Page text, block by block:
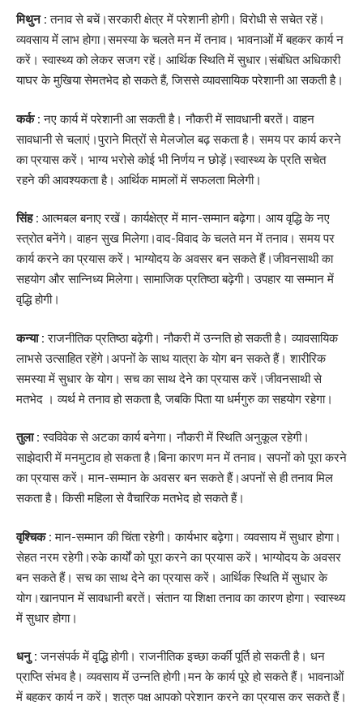
मिथुन :तनाव से बचें।सरकारी क्षेत्र में परेशानी होगी। विरोधी से सचेत रहें।
व्यवसाय में लाभ होगा।समस्या के चलते मन में तनाव। भावनाओं में बहकर कार्य न
करें। स्वास्थ्य को लेकर सजग रहें। आर्थिक स्थिति में सुधार।संबंधित अधिकारी
याघर के मुखिया सेमतभेद हो सकते हैं, जिससे व्यावसायिक परेशानी आ सकती है।
कर्क : नए कार्य में परेशानी आ सकती है। नौकरी में सावधानी बरतें। वाहन
सावधानी से चलाएं।पुराने मित्रों से मेलजोल बढ़ सकता है। समय पर कार्य करने
का प्रयास करें। भाग्य भरोसे कोई भी निर्णय न छोड़ें।स्वास्थ्य के प्रति सचेत
रहने की आवश्यकता है। आर्थिक मामलों में सफलता मिलेगी।
सिंह : आत्मबल बनाए रखें। कार्यक्षेत्र में मान-सम्मान बढ़ेगा। आय वृद्धि के नए
स्त्रोत बनेंगे। वाहन सुख मिलेगा।वाद-विवाद के चलते मन में तनाव। समय पर
कार्य करने का प्रयास करें। भाग्योदय के अवसर बन सकते हैं।जीवनसाथी का
सहयोग और सान्निध्य मिलेगा। सामाजिक प्रतिष्ठा बढ़ेगी। उपहार या सम्मान में
वृद्धि होगी।
कन्या : राजनीतिक प्रतिष्ठा बढ़ेगी। नौकरी में उन्नति हो सकती है। व्यावसायिक
लाभसे उत्साहित रहेंगे।अपनों के साथ यात्रा के योग बन सकते हैं। शारीरिक
समस्या में सुधार के योग। सच का साथ देने का प्रयास करें।जीवनसाथी से
मतभेद । व्यर्थ मे तनाव हो सकता है, जबकि पिता या धर्मगुरु का सहयोग रहेगा।
तुला : स्वविवेक से अटका कार्य बनेगा। नौकरी में स्थिति अनुकूल रहेगी।
साझेदारी में मनमुटाव हो सकता है।बिना कारण मन में तनाव। सपनों को पूरा करने
का प्रयास करें। मान-सम्मान के अवसर बन सकते हैं।अपनों से ही तनाव मिल
सकता है। किसी महिला से वैचारिक मतभेद हो सकते हैं।
वृश्चिक :मान-सम्मान की चिंता रहेगी। कार्यभार बढ़ेगा। व्यवसाय में सुधार होगा।
सेहत नरम रहेगी।रुके कार्यों को पूरा करने का प्रयास करें। भाग्योदय के अवसर
बन सकते हैं। सच का साथ देने का प्रयास करें। आर्थिक स्थिति में सुधार के
योग।खानपान में सावधानी बरतें। संतान या शिक्षा तनाव का कारण होगा। स्वास्थ्य
में सुधार होगा।
धनु : जनसंपर्क में वृद्धि होगी। राजनीतिक इच्छा कर्की पूर्ति हो सकती है। धन
प्राप्ति संभव है। व्यवसाय में उन्नति होगी।मन के कार्य पूरे हो सकते हैं। भावनाओं
में बहकर कार्य न करें। शत्रु पक्ष आपको परेशान करने का प्रयास कर सकते हैं।